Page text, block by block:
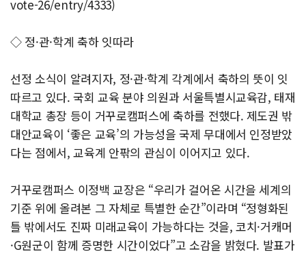
vote-26/entry/4333)
◇ 정·관·학계 축하 잇따라
선정 소식이 알려지자, 정·관·학계 각계에서 축하의 뜻이 잇
따르고 있다. 국회 교육 분야 의원과 서울특별시교육감, 태재
대학교 총장 등이 거꾸로캠퍼스에 축하를 전했다. 제도권 밖
대안교육이 ‘좋은 교육’의 가능성을 국제 무대에서 인정받았
다는 점에서, 교육계 안팎의 관심이 이어지고 있다.
거꾸로캠퍼스 이정백 교장은 “우리가 걸어온 시간을 세계의
기준 위에 올려본 그 자체로 특별한 순간”이라며 “정형화된
틀 밖에서도 진짜 미래교육이 가능하다는 것을, 코치·거캐머
·G원군이 함께 증명한 시간이었다”고 소감을 밝혔다. 발표가